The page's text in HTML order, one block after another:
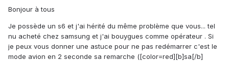
Bonjour à tous
Je possède un s6 et j'ai hérité du même problème que vous... tel
nu acheté chez samsung et j'ai bouygues comme opérateur . Si
je peux vous donner une astuce pour ne pas redémarrer c'est le
mode avion en 2 seconde sa remarche ([color=red][b]sa[/b]